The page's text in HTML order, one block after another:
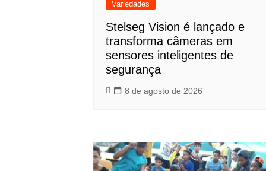
Variedades
Stelseg Vision é lançado e
transforma câmeras em
sensores inteligentes de
segurança
8 de agosto de 2026